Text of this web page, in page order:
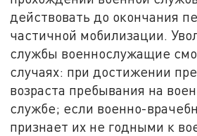
действовать до окончания
частичной мобилизации.
службы военнослужащие
случаях: при достижении
возраста пребывания на
службе; если военно-
признает их не годными к